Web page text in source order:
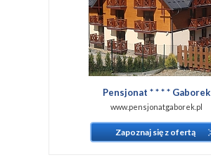
Pensjonat * * * * Gaborek
www.pensjonatgaborek.pl
Zapoznaj się z ofertą